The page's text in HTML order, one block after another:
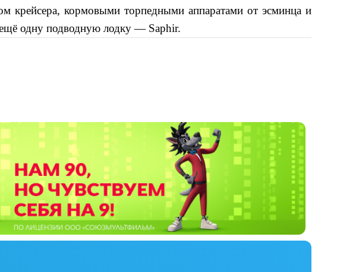
крейсера, кормовыми торпедными аппаратами от эсминца и
ещё одну подводную лодку — Saphir.